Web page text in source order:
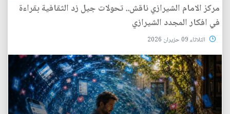
مركز الامام الشيرازي ناقش.. تحولات جيل زد الثقافية بقراءة
في افكار المجدد الشيرازي
الثلاثاء 09 حزيران 2026